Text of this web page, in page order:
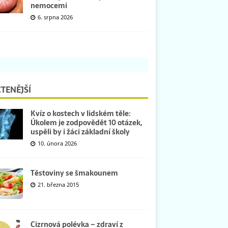
nemocemi
6. srpna 2026
Kvíz o kostech v lidském těle:
Úkolem je zodpovědět 10 otázek,
uspěli by i žáci základní školy
10. února 2026
Těstoviny se šmakounem
21. března 2015
Cizrnová polévka – zdraví z